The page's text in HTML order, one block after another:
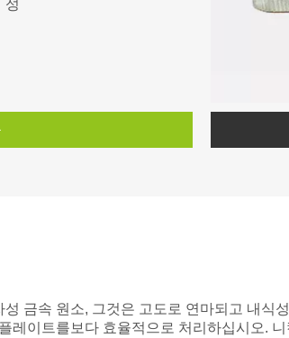
성
금속 원소, 그것은 고도로 연마되고 내식
레이트를보다 효율적으로 처리하십시오.